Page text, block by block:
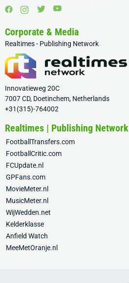
Corporate & Media
Realtimes - Publishing Network
Innovatieweg 20C
7007 CD, Doetinchem, Netherlands
+31(315)-764002
Realtimes | Publishing Network
FootballTransfers.com
FootballCritic.com
FCUpdate.nl
GPFans.com
MovieMeter.nl
MusicMeter.nl
WijWedden.net
Kelderklasse
Anfield Watch
MeeMetOranje.nl